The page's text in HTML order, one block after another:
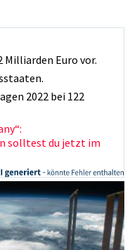
Milliarden Euro vor.
2022 bei 122
solltest du jetzt im